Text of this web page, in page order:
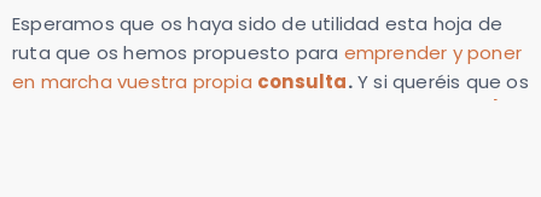
Esperamos que os haya sido de utilidad esta hoja de
ruta que os hemos propuesto para emprender y poner
en marcha vuestra propia consulta.Y si queréis que os